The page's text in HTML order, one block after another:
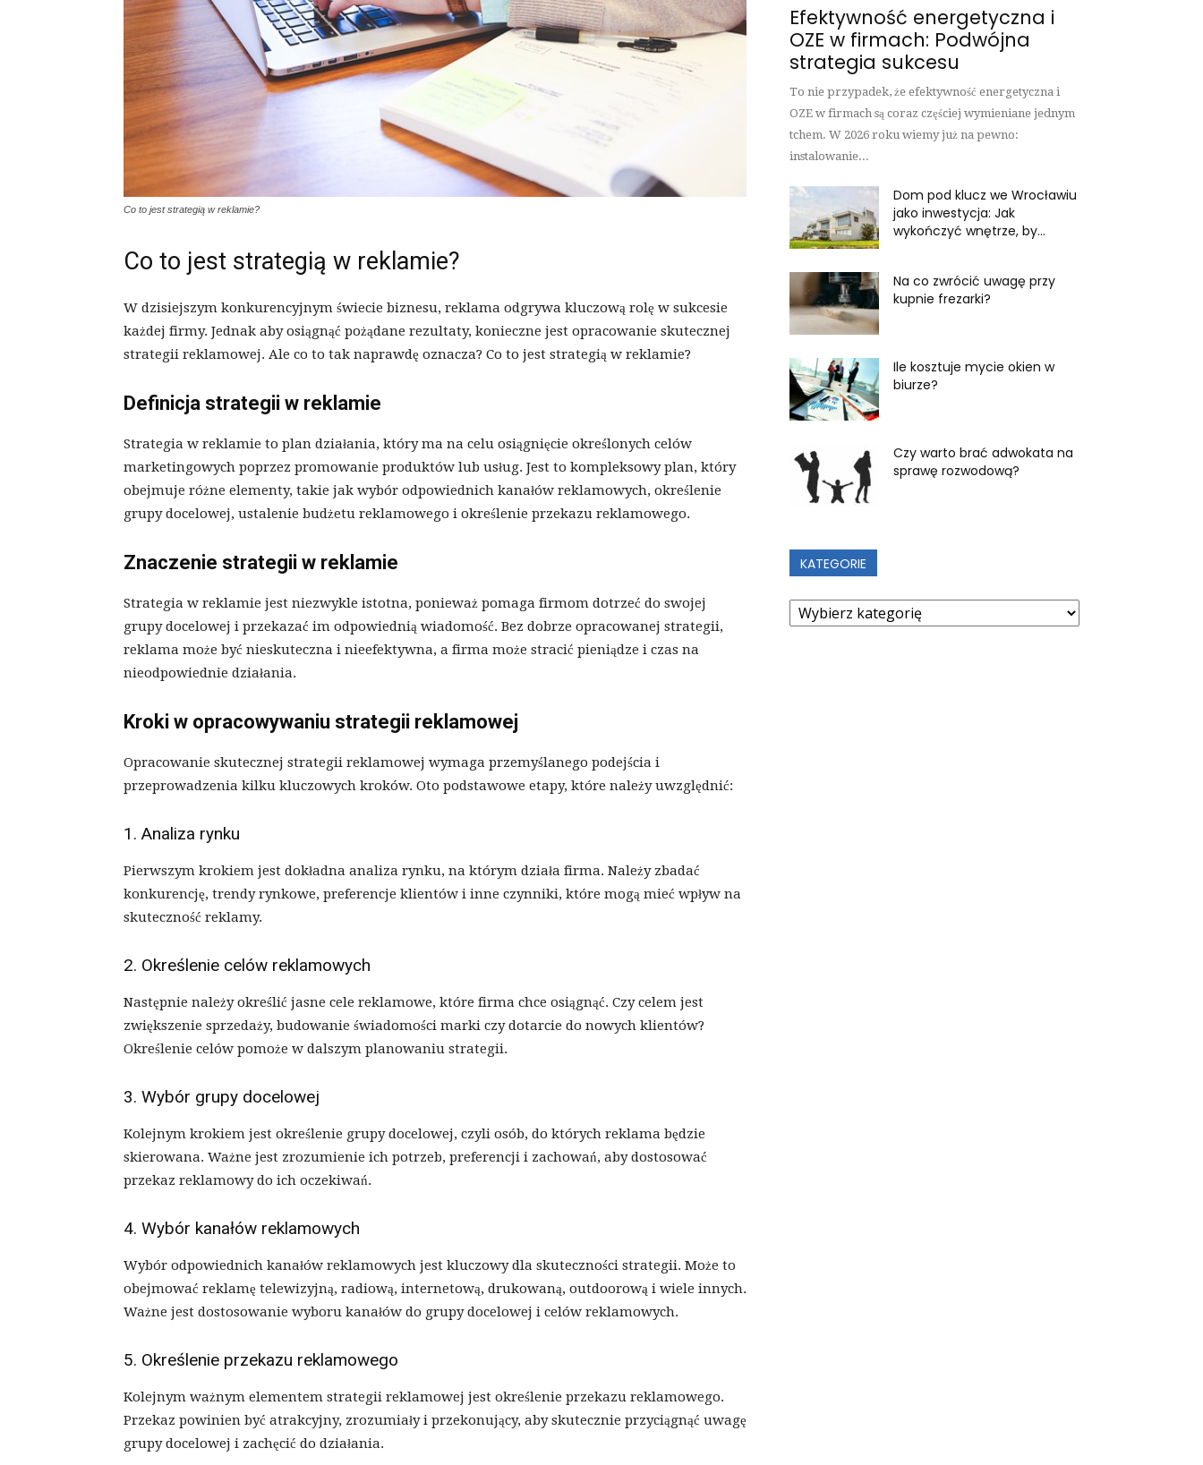
Co to jest strategią w reklamie?
Co to jest strategią w reklamie?
W dzisiejszym konkurencyjnym świecie biznesu, reklama odgrywa kluczową rolę w sukcesie
każdej firmy. Jednak aby osiągnąć pożądane rezultaty, konieczne jest opracowanie skutecznej
strategii reklamowej. Ale co to tak naprawdę oznacza? Co to jest strategią w reklamie?
Definicja strategii w reklamie
Strategia w reklamie to plan działania, który ma na celu osiągnięcie określonych celów
marketingowych poprzez promowanie produktów lub usług. Jest to kompleksowy plan, który
obejmuje różne elementy, takie jak wybór odpowiednich kanałów reklamowych, określenie
grupy docelowej, ustalenie budżetu reklamowego i określenie przekazu reklamowego.
Znaczenie strategii w reklamie
Strategia w reklamie jest niezwykle istotna, ponieważ pomaga firmom dotrzeć do swojej
grupy docelowej i przekazać im odpowiednią wiadomość. Bez dobrze opracowanej strategii,
reklama może być nieskuteczna i nieefektywna, a firma może stracić pieniądze i czas na
nieodpowiednie działania.
Kroki w opracowywaniu strategii reklamowej
Opracowanie skutecznej strategii reklamowej wymaga przemyślanego podejścia i
przeprowadzenia kilku kluczowych kroków. Oto podstawowe etapy, które należy uwzględnić:
1. Analiza rynku
Pierwszym krokiem jest dokładna analiza rynku, na którym działa firma. Należy zbadać
konkurencję, trendy rynkowe, preferencje klientów i inne czynniki, które mogą mieć wpływ na
skuteczność reklamy.
2. Określenie celów reklamowych
Następnie należy określić jasne cele reklamowe, które firma chce osiągnąć. Czy celem jest
zwiększenie sprzedaży, budowanie świadomości marki czy dotarcie do nowych klientów?
Określenie celów pomoże w dalszym planowaniu strategii.
3. Wybór grupy docelowej
Kolejnym krokiem jest określenie grupy docelowej, czyli osób, do których reklama będzie
skierowana. Ważne jest zrozumienie ich potrzeb, preferencji i zachowań, aby dostosować
przekaz reklamowy do ich oczekiwań.
4. Wybór kanałów reklamowych
Wybór odpowiednich kanałów reklamowych jest kluczowy dla skuteczności strategii. Może to
obejmować reklamę telewizyjną, radiową, internetową, drukowaną, outdoorową i wiele innych.
Ważne jest dostosowanie wyboru kanałów do grupy docelowej i celów reklamowych.
5. Określenie przekazu reklamowego
Kolejnym ważnym elementem strategii reklamowej jest określenie przekazu reklamowego.
Przekaz powinien być atrakcyjny, zrozumiały i przekonujący, aby skutecznie przyciągnąć uwagę
grupy docelowej i zachęcić do działania.
Efektywność energetyczna i
OZE w firmach: Podwójna
strategia sukcesu
To nie przypadek, że efektywność energetyczna i
OZE w firmach są coraz częściej wymieniane jednym
tchem. W 2026 roku wiemy już na pewno:
instalowanie...
Dom pod klucz we Wrocławiu
jako inwestycja: Jak
wykończyć wnętrze, by...
Na co zwrócić uwagę przy
kupnie frezarki?
Ile kosztuje mycie okien w
biurze?
Czy warto brać adwokata na
sprawę rozwodową?
KATEGORIE
Kategorie